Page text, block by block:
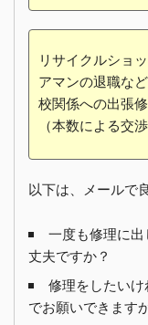
リサイクルショ
アマンの退職な
校関係への出張
（本数による交
以下は、メールで
一度も修理に
丈夫ですか？
修理をしたい
でお願いできます